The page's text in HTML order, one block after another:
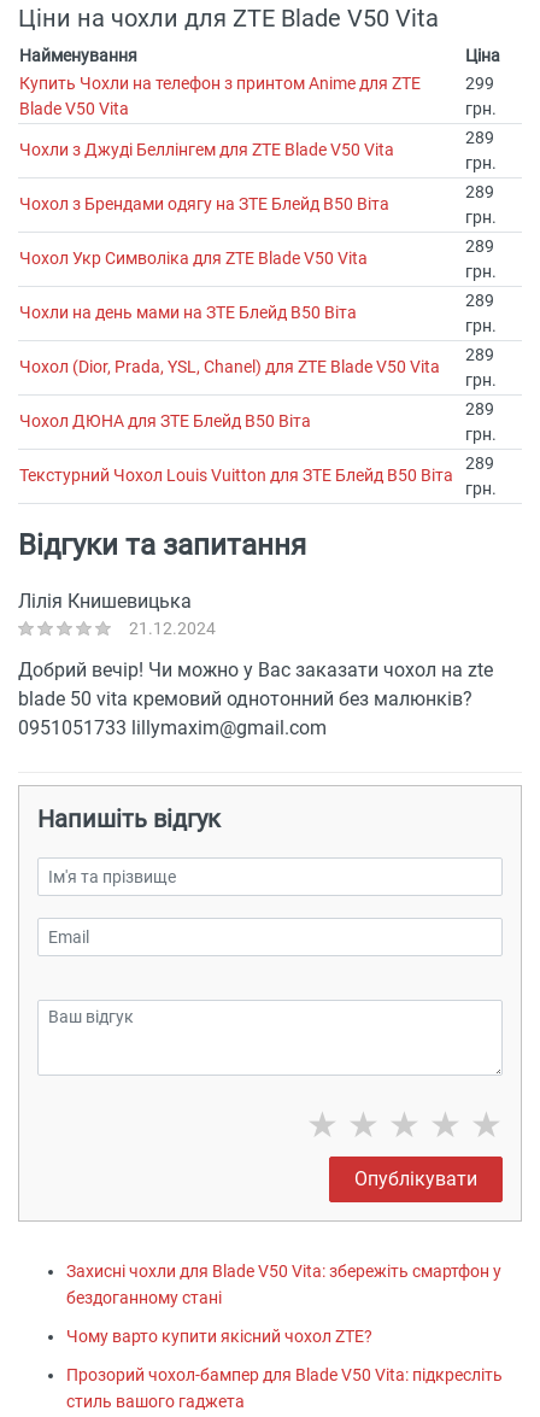
Ціни на чохли для ZTE Blade V50 Vita
Найменування
Ціна
Купить Чохли на телефон з принтом Anime для ZTE
Blade V50 Vita
299
грн.
Чохли з Джуді Беллінгем для ZTE Blade V50 Vita
289
грн.
Чохол з Брендами одягу на ЗТЕ Блейд В50 Віта
289
грн.
Чохол Укр Символіка для ZTE Blade V50 Vita
289
грн.
Чохли на день мами на ЗТЕ Блейд В50 Віта
289
грн.
Чохол (Dior, Prada, YSL, Chanel) для ZTE Blade V50 Vita
289
грн.
Чохол ДЮНА для ЗТЕ Блейд В50 Віта
289
грн.
Текстурний Чохол Louis Vuitton для ЗТЕ Блейд В50 Віта
289
грн.
Відгуки та запитання
Лілія Книшевицька
21.12.2024
Добрий вечір! Чи можно у Вас заказати чохол на zte
blade 50 vita кремовий однотонний без малюнків?
0951051733 lillymaxim@gmail.com
Напишіть відгук
★ ★ ★ ★ ★
Опублікувати
Захисні чохли для Blade V50 Vita: збережіть смартфон у
бездоганному стані
Чому варто купити якісний чохол ZTE?
Прозорий чохол-бампер для Blade V50 Vita: підкресліть
стиль вашого гаджета